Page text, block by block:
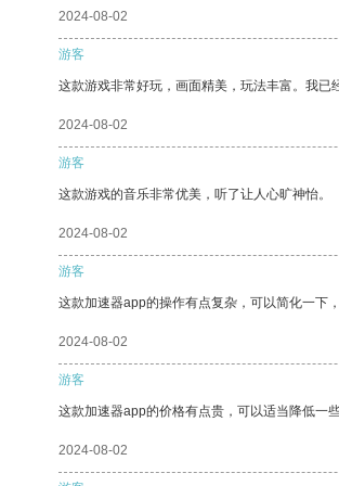
2024-08-02
游客
这款游戏非常好玩，画面精美，玩法丰富。我已
2024-08-02
游客
这款游戏的音乐非常优美，听了让人心旷神怡。
2024-08-02
游客
这款加速器app的操作有点复杂，可以简化一下
2024-08-02
游客
这款加速器app的价格有点贵，可以适当降低一
2024-08-02